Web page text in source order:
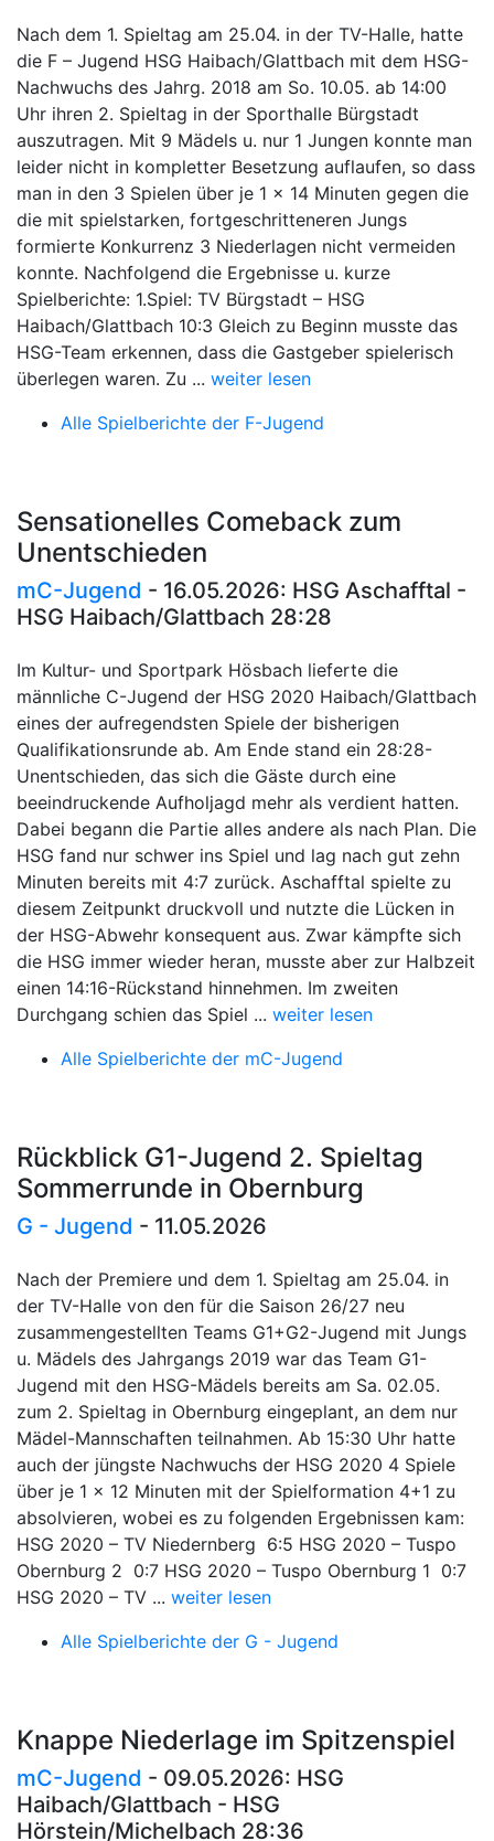
Nach dem 1. Spieltag am 25.04. in der TV-Halle, hatte
die F – Jugend HSG Haibach/Glattbach mit dem HSG-
Nachwuchs des Jahrg. 2018 am So. 10.05. ab 14:00
Uhr ihren 2. Spieltag in der Sporthalle Bürgstadt
auszutragen. Mit 9 Mädels u. nur 1 Jungen konnte man
leider nicht in kompletter Besetzung auflaufen, so dass
man in den 3 Spielen über je 1 x 14 Minuten gegen die
die mit spielstarken, fortgeschritteneren Jungs
formierte Konkurrenz 3 Niederlagen nicht vermeiden
konnte. Nachfolgend die Ergebnisse u. kurze
Spielberichte: 1.Spiel: TV Bürgstadt – HSG
Haibach/Glattbach 10:3 Gleich zu Beginn musste das
HSG-Team erkennen, dass die Gastgeber spielerisch
überlegen waren. Zu ... weiter lesen
Alle Spielberichte der F-Jugend
Sensationelles Comeback zum
Unentschieden
mC-Jugend - 16.05.2026: HSG Aschafftal -
HSG Haibach/Glattbach 28:28
Im Kultur- und Sportpark Hösbach lieferte die
männliche C-Jugend der HSG 2020 Haibach/Glattbach
eines der aufregendsten Spiele der bisherigen
Qualifikationsrunde ab. Am Ende stand ein 28:28-
Unentschieden, das sich die Gäste durch eine
beeindruckende Aufholjagd mehr als verdient hatten.
Dabei begann die Partie alles andere als nach Plan. Die
HSG fand nur schwer ins Spiel und lag nach gut zehn
Minuten bereits mit 4:7 zurück. Aschafftal spielte zu
diesem Zeitpunkt druckvoll und nutzte die Lücken in
der HSG-Abwehr konsequent aus. Zwar kämpfte sich
die HSG immer wieder heran, musste aber zur Halbzeit
einen 14:16-Rückstand hinnehmen. Im zweiten
Durchgang schien das Spiel ... weiter lesen
Alle Spielberichte der mC-Jugend
Rückblick G1-Jugend 2. Spieltag
Sommerrunde in Obernburg
G - Jugend - 11.05.2026
Nach der Premiere und dem 1. Spieltag am 25.04. in
der TV-Halle von den für die Saison 26/27 neu
zusammengestellten Teams G1+G2-Jugend mit Jungs
u. Mädels des Jahrgangs 2019 war das Team G1-
Jugend mit den HSG-Mädels bereits am Sa. 02.05.
zum 2. Spieltag in Obernburg eingeplant, an dem nur
Mädel-Mannschaften teilnahmen. Ab 15:30 Uhr hatte
auch der jüngste Nachwuchs der HSG 2020 4 Spiele
über je 1 x 12 Minuten mit der Spielformation 4+1 zu
absolvieren, wobei es zu folgenden Ergebnissen kam:
HSG 2020 – TV Niedernberg 6:5 HSG 2020 – Tuspo
Obernburg 2 0:7 HSG 2020 – Tuspo Obernburg 1 0:7
HSG 2020 – TV ... weiter lesen
Alle Spielberichte der G - Jugend
Knappe Niederlage im Spitzenspiel
mC-Jugend - 09.05.2026: HSG
Haibach/Glattbach - HSG
Hörstein/Michelbach 28:36